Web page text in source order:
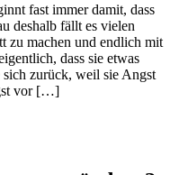
fast immer damit, dass
deshalb fällt es vielen
zu machen und endlich mit
dass sie etwas
zurück, weil sie Angst
vor […]